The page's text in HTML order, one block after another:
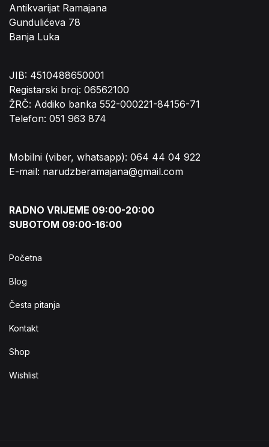
Antikvarijat Ramajana
Gundulićeva 78
Banja Luka
JIB: 4510488650001
Registarski broj: 06562100
ŽRČ: Addiko banka 552-000221-84156-71
Telefon: 051 963 874
Mobilni (viber, whatsapp): 064 44 04 922
E-mail: narudzberamajana@gmail.com
RADNO VRIJEME 09:00-20:00
SUBOTOM 09:00-16:00
Početna
Blog
Česta pitanja
Kontakt
Shop
Wishlist